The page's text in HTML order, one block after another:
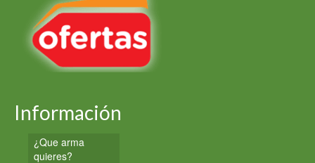
Información
¿Que arma
quieres?